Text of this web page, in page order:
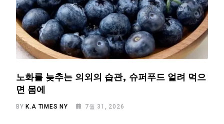
노화를 늦추는 의외의 습관, 슈퍼푸드 얼려 먹으
면 몸에
BYK.A TIMES NY 7월 31, 2026